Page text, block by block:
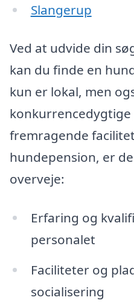
Slangerup
Ved at udvide din
kan du finde en
kun er lokal, men
konkurrencedygtige
fremragende
hundepension, er
overveje:
Erfaring og
personalet
Faciliteter og
socialisering